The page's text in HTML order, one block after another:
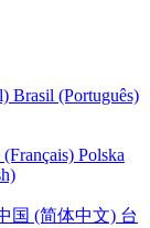
Brasil (Português)
(Français) Polska
国 (简体中文) 台